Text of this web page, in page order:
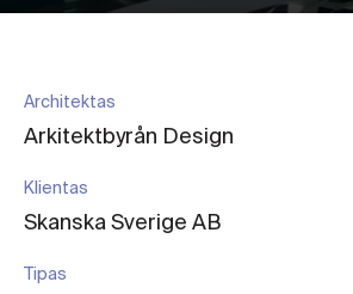
Architektas
Arkitektbyrån Design
Klientas
Skanska Sverige AB
Tipas